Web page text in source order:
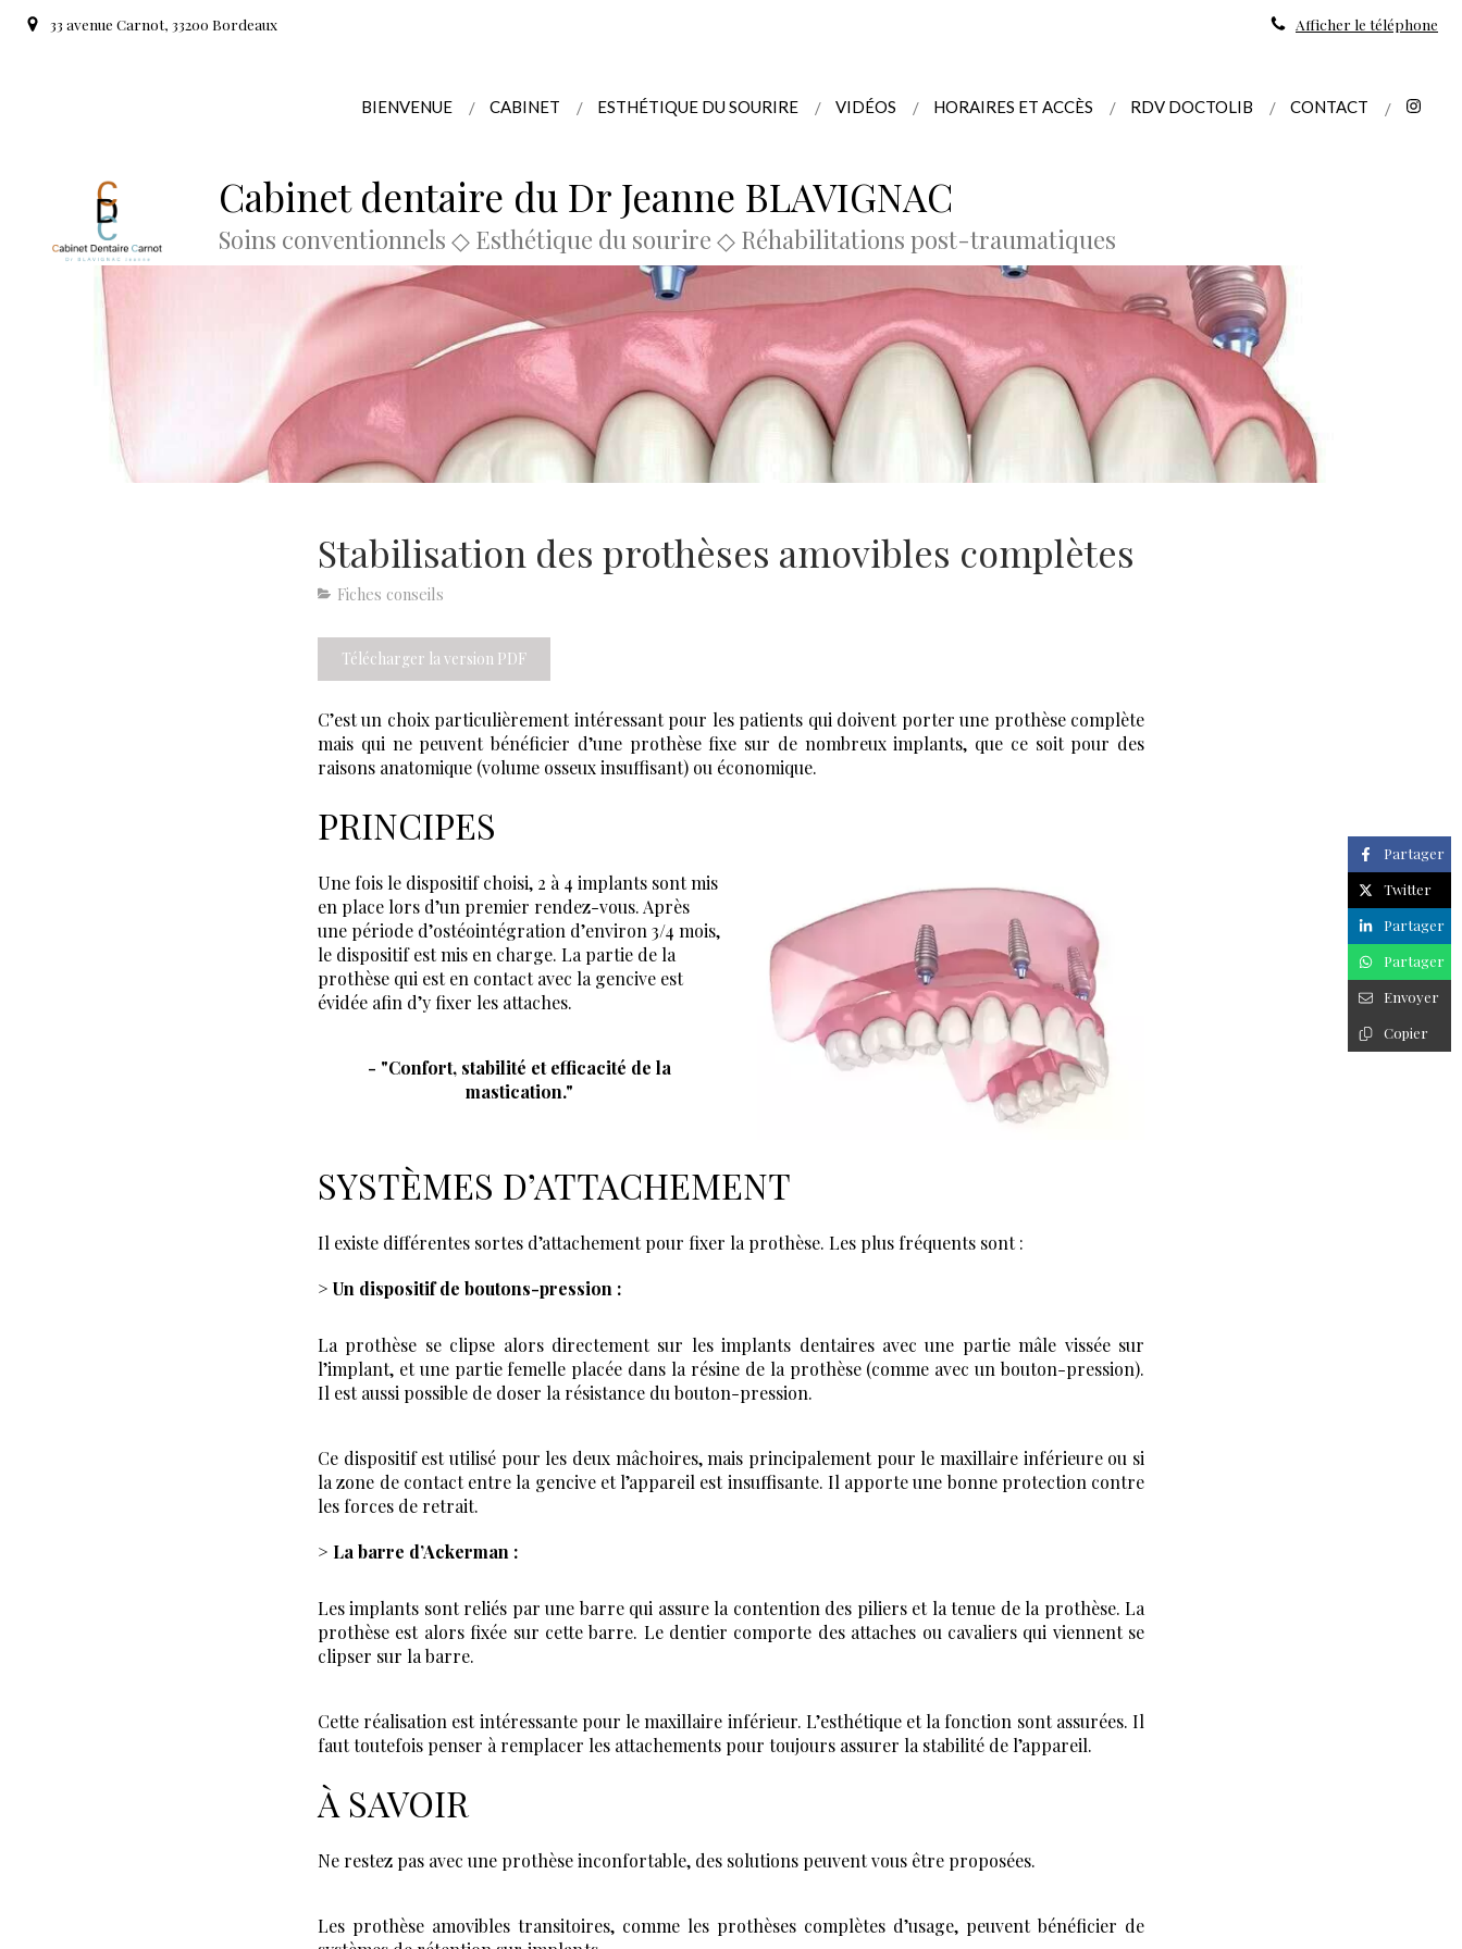
33 avenue Carnot, 33200 Bordeaux Afficher le téléphone
BIENVENUE CABINET ESTHÉTIQUE DU SOURIRE VIDÉOS HORAIRES ET ACCÈS RDV DOCTOLIB CONTACT
Cabinet dentaire du Dr Jeanne BLAVIGNAC
Soins conventionnels ◇ Esthétique du sourire ◇ Réhabilitations post-traumatiques
Stabilisation des prothèses amovibles complètes
Fiches conseils
Télécharger la version PDF
C’est un choix particulièrement intéressant pour les patients qui doivent porter une prothèse complète
mais qui ne peuvent bénéficier d’une prothèse fixe sur de nombreux implants, que ce soit pour des
raisons anatomique (volume osseux insuffisant) ou économique.
PRINCIPES
Une fois le dispositif choisi, 2 à 4 implants sont mis
en place lors d’un premier rendez-vous. Après
une période d’ostéointégration d’environ 3/4 mois,
le dispositif est mis en charge. La partie de la
prothèse qui est en contact avec la gencive est
évidée afin d’y fixer les attaches.
- "Confort, stabilité et efficacité de la
mastication."
SYSTÈMES D’ATTACHEMENT
Il existe différentes sortes d’attachement pour fixer la prothèse. Les plus fréquents sont :
> Un dispositif de boutons-pression :
La prothèse se clipse alors directement sur les implants dentaires avec une partie mâle vissée sur
l’implant, et une partie femelle placée dans la résine de la prothèse (comme avec un bouton-pression).
Il est aussi possible de doser la résistance du bouton-pression.
Ce dispositif est utilisé pour les deux mâchoires, mais principalement pour le maxillaire inférieure ou si
la zone de contact entre la gencive et l’appareil est insuffisante. Il apporte une bonne protection contre
les forces de retrait.
> La barre d’Ackerman :
Les implants sont reliés par une barre qui assure la contention des piliers et la tenue de la prothèse. La
prothèse est alors fixée sur cette barre. Le dentier comporte des attaches ou cavaliers qui viennent se
clipser sur la barre.
Cette réalisation est intéressante pour le maxillaire inférieur. L’esthétique et la fonction sont assurées. Il
faut toutefois penser à remplacer les attachements pour toujours assurer la stabilité de l’appareil.
À SAVOIR
Ne restez pas avec une prothèse inconfortable, des solutions peuvent vous être proposées.
Les prothèse amovibles transitoires, comme les prothèses complètes d’usage, peuvent bénéficier de
Partager
Twitter
Partager
Partager
Envoyer
Copier